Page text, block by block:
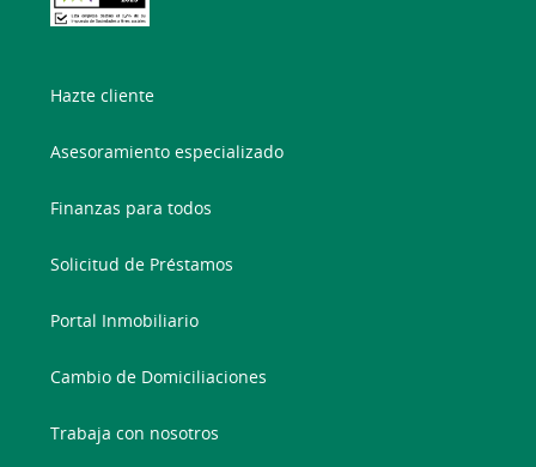
Hazte cliente
Asesoramiento especializado
Finanzas para todos
Solicitud de Préstamos
Portal Inmobiliario
Cambio de Domiciliaciones
Trabaja con nosotros